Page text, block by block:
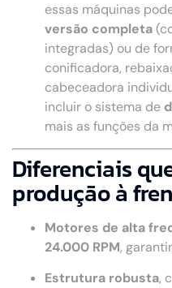
essas máquinas
versão completa
integradas) ou de
conificadora,
cabeceadora
incluir o sistema de
mais as funções da
Diferenciais
produção à
Motores de alta
24.000 RPM,
Estrutura robusta,